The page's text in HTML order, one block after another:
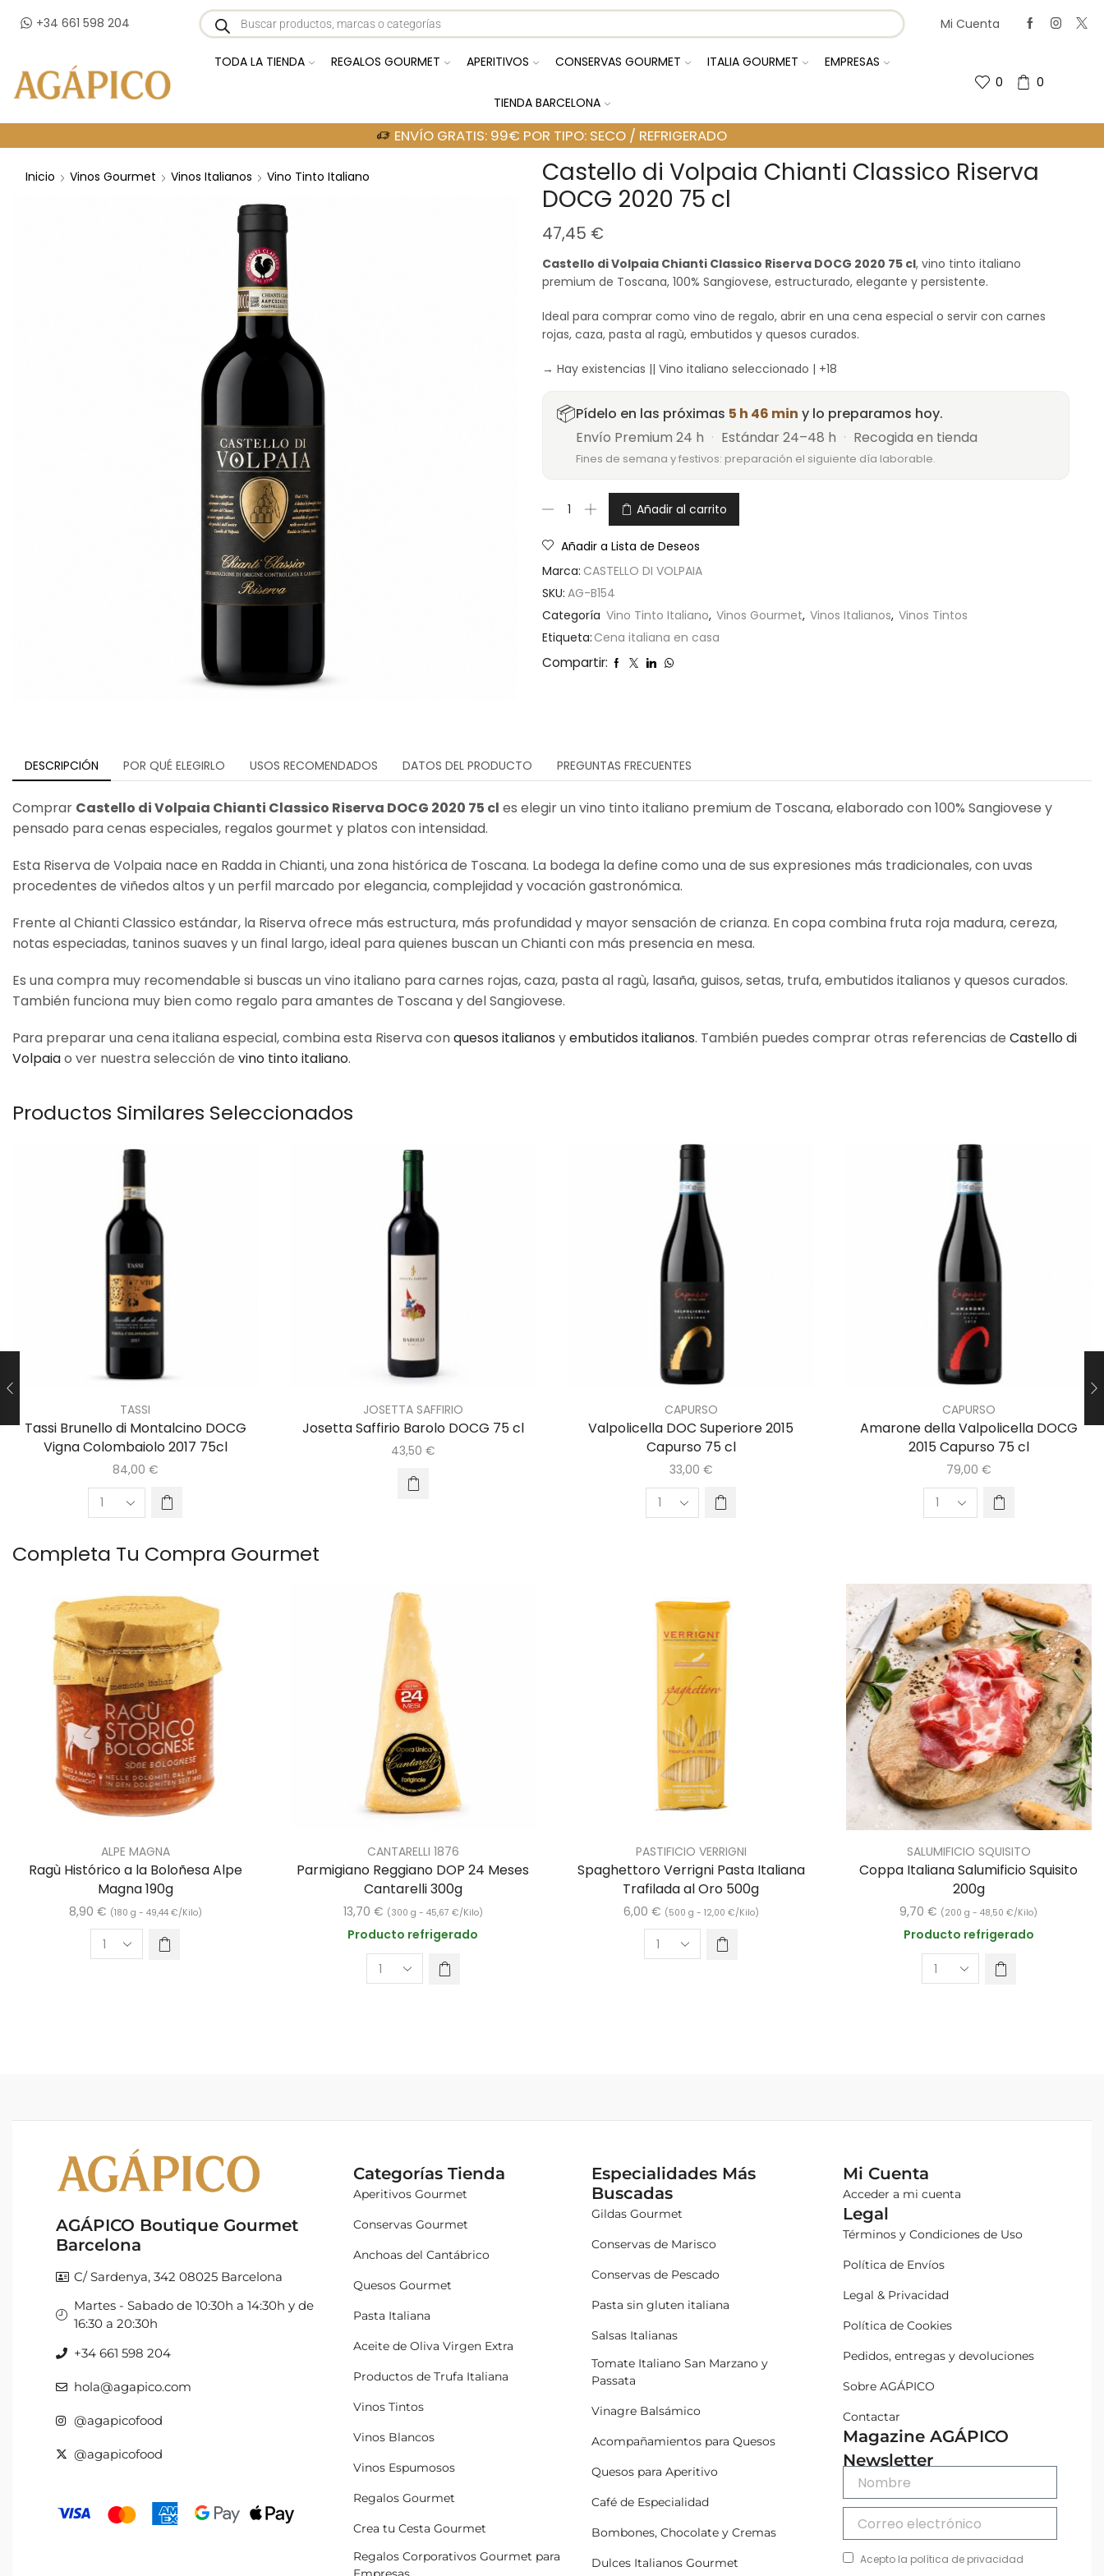
+34 661 598 204 Mi Cuenta
TODA LA TIENDA REGALOS GOURMET APERITIVOS CONSERVAS GOURMET ITALIA GOURMET EMPRESAS
TIENDA BARCELONA
0 0
ENVÍO GRATIS: 99€ POR TIPO: SECO / REFRIGERADO
Inicio Vinos Gourmet Vinos Italianos Vino Tinto Italiano
Castello di Volpaia Chianti Classico Riserva
DOCG 2020 75 cl
47,45 €
Castello di Volpaia Chianti Classico Riserva DOCG 2020 75 cl, vino tinto italiano
premium de Toscana, 100% Sangiovese, estructurado, elegante y persistente.
Ideal para comprar como vino de regalo, abrir en una cena especial o servir con carnes
rojas, caza, pasta al ragù, embutidos y quesos curados.
→ Hay existencias || Vino italiano seleccionado | +18
📦Pídelo en las próximas 5 h 46 min y lo preparamos hoy.
Envío Premium 24 h · Estándar 24–48 h · Recogida en tienda
Fines de semana y festivos: preparación el siguiente día laborable.
Añadir al carrito
Añadir a Lista de Deseos
Marca: CASTELLO DI VOLPAIA
SKU: AG-B154
Categoría Vino Tinto Italiano, Vinos Gourmet, Vinos Italianos, Vinos Tintos
Etiqueta: Cena italiana en casa
Compartir:
DESCRIPCIÓN POR QUÉ ELEGIRLO USOS RECOMENDADOS DATOS DEL PRODUCTO PREGUNTAS FRECUENTES
Comprar Castello di Volpaia Chianti Classico Riserva DOCG 2020 75 cl es elegir un vino tinto italiano premium de Toscana, elaborado con 100% Sangiovese y
pensado para cenas especiales, regalos gourmet y platos con intensidad.
Esta Riserva de Volpaia nace en Radda in Chianti, una zona histórica de Toscana. La bodega la define como una de sus expresiones más tradicionales, con uvas
procedentes de viñedos altos y un perfil marcado por elegancia, complejidad y vocación gastronómica.
Frente al Chianti Classico estándar, la Riserva ofrece más estructura, más profundidad y mayor sensación de crianza. En copa combina fruta roja madura, cereza,
notas especiadas, taninos suaves y un final largo, ideal para quienes buscan un Chianti con más presencia en mesa.
Es una compra muy recomendable si buscas un vino italiano para carnes rojas, caza, pasta al ragù, lasaña, guisos, setas, trufa, embutidos italianos y quesos curados.
También funciona muy bien como regalo para amantes de Toscana y del Sangiovese.
Para preparar una cena italiana especial, combina esta Riserva conquesos italianos yembutidos italianos. También puedes comprar otras referencias de Castello di
Volpaiao ver nuestra selección de vino tinto italiano.
Productos Similares Seleccionados
TASSI
Tassi Brunello di Montalcino DOCG
Vigna Colombaiolo 2017 75cl
84,00 €
JOSETTA SAFFIRIO
Josetta Saffirio Barolo DOCG 75 cl
43,50 €
CAPURSO
Valpolicella DOC Superiore 2015
Capurso 75 cl
33,00 €
CAPURSO
Amarone della Valpolicella DOCG
2015 Capurso 75 cl
79,00 €
Completa Tu Compra Gourmet
ALPE MAGNA
Ragù Histórico a la Boloñesa Alpe
Magna 190g
8,90 € (180 g - 49,44 €/Kilo)
CANTARELLI 1876
Parmigiano Reggiano DOP 24 Meses
Cantarelli 300g
13,70 € (300 g - 45,67 €/Kilo)
Producto refrigerado
PASTIFICIO VERRIGNI
Spaghettoro Verrigni Pasta Italiana
Trafilada al Oro 500g
6,00 € (500 g - 12,00 €/Kilo)
SALUMIFICIO SQUISITO
Coppa Italiana Salumificio Squisito
200g
9,70€ (200 g -48,50€/Kilo)
Producto refrigerado
AGÁPICO Boutique Gourmet
Barcelona
C/ Sardenya, 342 08025 Barcelona
Martes - Sabado de 10:30h a 14:30h y de
16:30 a 20:30h
+34 661 598 204
hola@agapico.com
@agapicofood
@agapicofood
Categorías Tienda
Aperitivos Gourmet
Conservas Gourmet
Anchoas del Cantábrico
Quesos Gourmet
Pasta Italiana
Aceite de Oliva Virgen Extra
Productos de Trufa Italiana
Vinos Tintos
Vinos Blancos
Vinos Espumosos
Regalos Gourmet
Crea tu Cesta Gourmet
Regalos Corporativos Gourmet para
Especialidades Más
Buscadas
Gildas Gourmet
Conservas de Marisco
Conservas de Pescado
Pasta sin gluten italiana
Salsas Italianas
Tomate Italiano San Marzano y
Passata
Vinagre Balsámico
Acompañamientos para Quesos
Quesos para Aperitivo
Café de Especialidad
Bombones, Chocolate y Cremas
Dulces Italianos Gourmet
Mi Cuenta
Acceder a mi cuenta
Legal
Términos y Condiciones de Uso
Política de Envíos
Legal & Privacidad
Política de Cookies
Pedidos, entregas y devoluciones
Sobre AGÁPICO
Contactar
Magazine AGÁPICO
Newsletter
Acepto la política de privacidad